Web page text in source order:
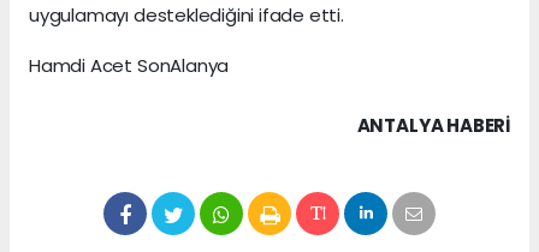
uygulamayı desteklediğini ifade etti.
Hamdi Acet SonAlanya
ANTALYA HABERİ